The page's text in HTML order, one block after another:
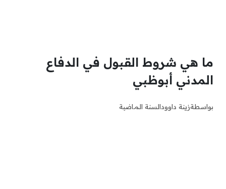
ما هي شروط القبول في الدفاع
المدني أبوظبي
بواسطةزينة داوودالسنة الماضية